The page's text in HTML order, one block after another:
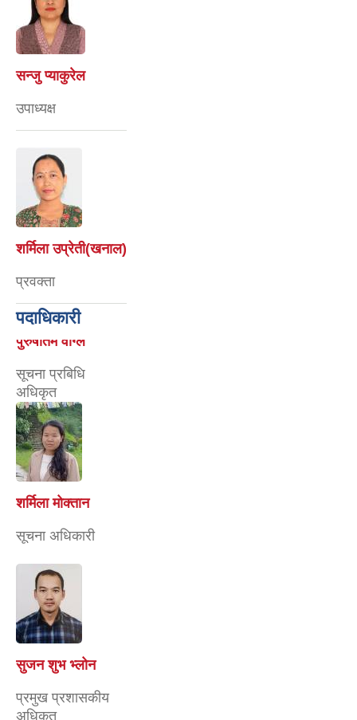
सन्जु प्याकुरेल
उपाध्यक्ष
शर्मिला उप्रेती(खनाल)
प्रवक्ता
पदाधिकारी
शर्मिला मोक्तान
सूचना अधिकारी
सुजन शुभ भ्लोन
प्रमुख प्रशासकीय
अधिकृत